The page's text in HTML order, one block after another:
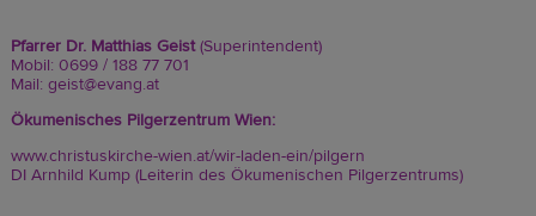
Pfarrer Dr. Matthias Geist(Superintendent)
Mobil: 0699 / 188 77 701
Mail: geist@evang.at
Ökumenisches Pilgerzentrum Wien:
www.christuskirche-wien.at/wir-laden-ein/pilgern
DI Arnhild Kump (Leiterin des Ökumenischen Pilgerzentrums)